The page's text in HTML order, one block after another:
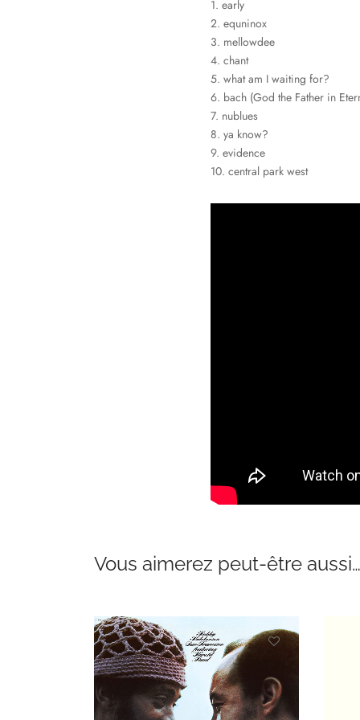
1. early
2. equninox
3. mellowdee
4. chant
5. what am I waiting for?
6. bach (God the Father in
7. nublues
8. ya know?
9. evidence
10. central park west
Vous aimerez peut-être aussi…